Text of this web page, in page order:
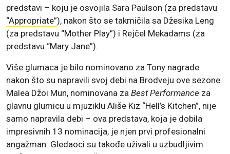
predstavi – koju je osvojila Sara Paulson (za predstavu
“Appropriate”), nakon što se takmičila sa Džesika Leng
(za predstavu “Mother Play”) i Rejčel Mekadams (za
predstavu “Mary Jane”).
Više glumaca je bilo nominovano za Tony nagrade
nakon što su napravili svoj debi na Brodveju ove sezone.
Malea Džoi Mun, nominovana za Best Performance za
glavnu glumicu u mjuziklu Ališe Kiz “Hell’s Kitchen”, nije
samo napravila debi – ova predstava, koja je dobila
impresivnih 13 nominacija, je njen prvi profesionalni
angažman. Gledaoci su takođe uživali u uzbudljivim